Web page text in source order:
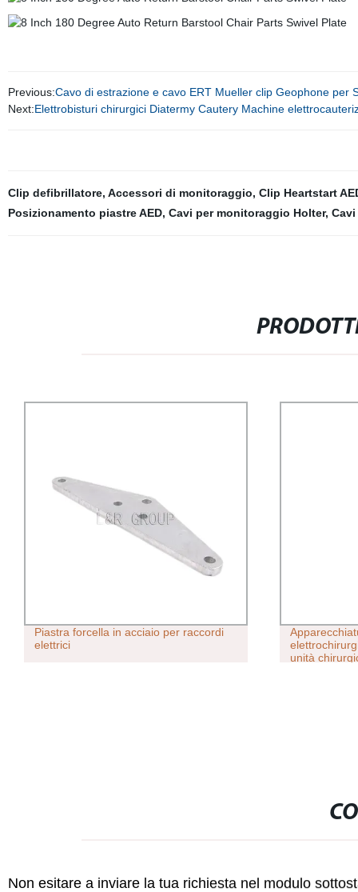
Previous:Cavo di estrazione e cavo ERT Mueller clip Geophone per
Next:Elettrobisturi chirurgici Diatermy Cautery Machine
Clip defibrillatore, Accessori di monitoraggio, Clip Heartstart
Posizionamento piastre AED, Cavi per monitoraggio Holter,
Apparecchiatura ospedaliera
elettrochirurgia medica generatore di
Unità
stimolatore
TENS
Non esitare a inviare la tua richiesta nel modulo